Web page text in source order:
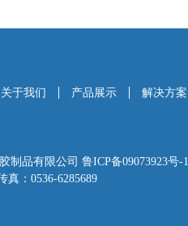
关于我们 产品展示 解决方案
制品有限公司 鲁ICP备09073923号-1
：0536-6285689